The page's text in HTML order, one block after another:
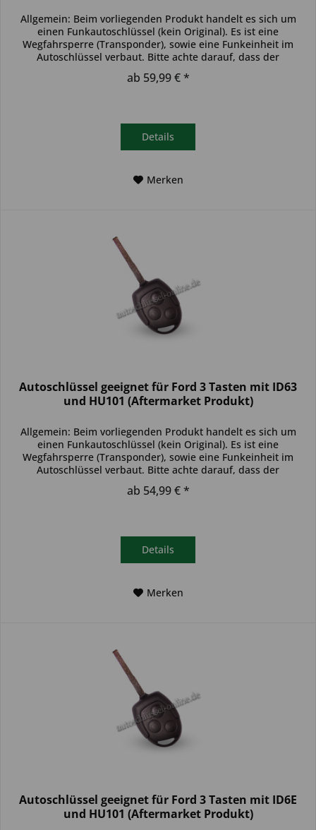
Allgemein: Beim vorliegenden Produkt handelt es sich um
einen Funkautoschlüssel (kein Original). Es ist eine
Wegfahrsperre (Transponder), sowie eine Funkeinheit im
Autoschlüssel verbaut. Bitte achte darauf, dass der
ab 59,99 € *
Details
Merken
Autoschlüssel geeignet für Ford 3 Tasten mit ID63
und HU101 (Aftermarket Produkt)
Allgemein: Beim vorliegenden Produkt handelt es sich um
einen Funkautoschlüssel (kein Original). Es ist eine
Wegfahrsperre (Transponder), sowie eine Funkeinheit im
Autoschlüssel verbaut. Bitte achte darauf, dass der
ab 54,99 € *
Details
Merken
Autoschlüssel geeignet für Ford 3 Tasten mit ID6E
und HU101 (Aftermarket Produkt)